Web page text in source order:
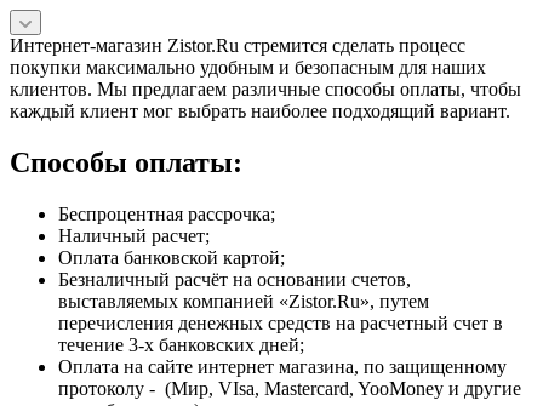
Интернет-магазин Zistor.Ru стремится сделать процесс
покупки максимально удобным и безопасным для наших
клиентов. Мы предлагаем различные способы оплаты, чтобы
каждый клиент мог выбрать наиболее подходящий вариант.
Способы оплаты:
Беспроцентная рассрочка;
Наличный расчет;
Оплата банковской картой;
Безналичный расчёт на основании счетов,
выставляемых компанией «Zistor.Ru», путем
перечисления денежных средств на расчетный счет в
течение 3-х банковских дней;
Оплата на сайте интернет магазина, по защищенному
протоколу - (Мир, VIsa, Mastercard, YooMoney и другие